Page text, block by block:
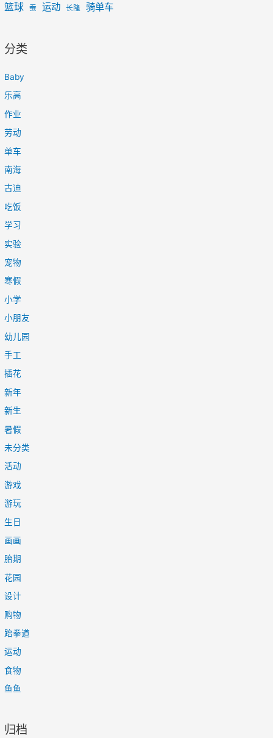
篮球 蚕 运动 长隆 骑单车
分类
Baby
乐高
作业
劳动
单车
南海
古迪
吃饭
学习
实验
宠物
寒假
小学
小朋友
幼儿园
手工
插花
新年
新生
暑假
未分类
活动
游戏
游玩
生日
画画
胎期
花园
设计
购物
跆拳道
运动
食物
鱼鱼
归档